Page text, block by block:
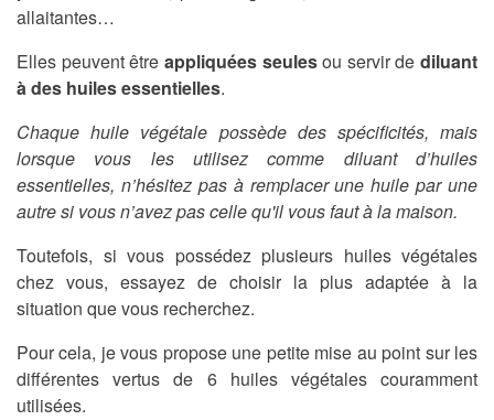
allaitantes…
Elles peuvent être appliquées seulesou servir de diluant
à des huiles essentielles.
Chaque huile végétale possède des spécificités, mais
lorsque vous les utilisez comme diluant d’huiles
essentielles, n’hésitez pas à remplacer une huile par une
autre si vous n’avez pas celle qu'il vous faut à la maison.
Toutefois, si vous possédez plusieurs huiles végétales
chez vous, essayez de choisir la plus adaptée à la
situation que vous recherchez.
Pour cela, je vous propose une petite mise au point sur les
différentes vertus de 6 huiles végétales couramment
utilisées.